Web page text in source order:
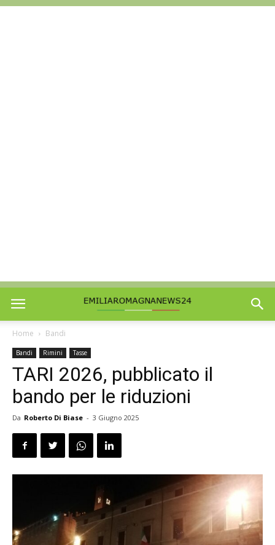
Home Bandi
Bandi Rimini Tasse
TARI 2026, pubblicato il
bando per le riduzioni
Da Roberto Di Biase - 3 Giugno 2025